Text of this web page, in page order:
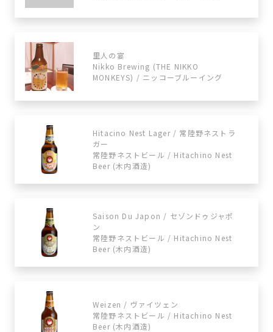
里人の宴
Nikko Brewing (THE NIKKO
MONKEYS) / ニッコーブルーイング
Hitacino Nest Lager / 常陸野ネストラ
ガー
常陸野ネストビール / Hitachino Nest
Beer (木内酒造)
Saison Du Japon / セゾンドゥジャポ
ン
常陸野ネストビール / Hitachino Nest
Beer (木内酒造)
Weizen / ヴァイツェン
常陸野ネストビール / Hitachino Nest
Beer (木内酒造)